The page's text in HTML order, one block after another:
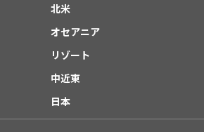
北米
オセアニア
リゾート
中近東
日本